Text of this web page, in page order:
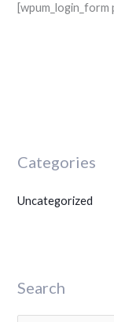
[wpum_login_form
Categories
Uncategorized
Search